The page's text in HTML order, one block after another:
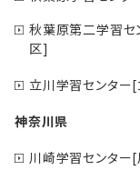
秋葉原第二学習セ
区]
立川学習センター
神奈川県
川崎学習センター